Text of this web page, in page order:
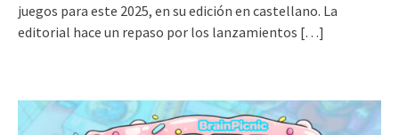
juegos para este 2025, en su edición en castellano. La
editorial hace un repaso por los lanzamientos […]